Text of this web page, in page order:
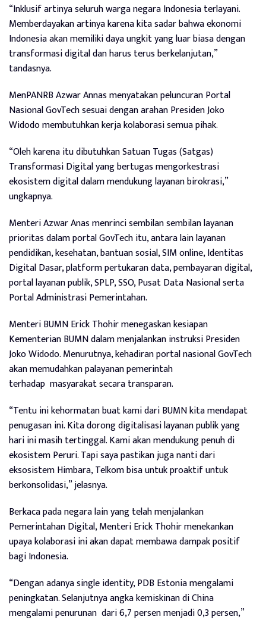
“Inklusif artinya seluruh warga negara Indonesia terlayani.
Memberdayakan artinya karena kita sadar bahwa ekonomi
Indonesia akan memiliki daya ungkit yang luar biasa dengan
transformasi digital dan harus terus berkelanjutan,”
tandasnya.
MenPANRB Azwar Annas menyatakan peluncuran Portal
Nasional GovTech sesuai dengan arahan Presiden Joko
Widodo membutuhkan kerja kolaborasi semua pihak.
“Oleh karena itu dibutuhkan Satuan Tugas (Satgas)
Transformasi Digital yang bertugas mengorkestrasi
ekosistem digital dalam mendukung layanan birokrasi,”
ungkapnya.
Menteri Azwar Anas menrinci sembilan sembilan layanan
prioritas dalam portal GovTech itu, antara lain layanan
pendidikan, kesehatan, bantuan sosial, SIM online, Identitas
Digital Dasar, platform pertukaran data, pembayaran digital,
portal layanan publik, SPLP, SSO, Pusat Data Nasional serta
Portal Administrasi Pemerintahan.
Menteri BUMN Erick Thohir menegaskan kesiapan
Kementerian BUMN dalam menjalankan instruksi Presiden
Joko Widodo. Menurutnya, kehadiran portal nasional GovTech
akan memudahkan palayanan pemerintah
terhadap masyarakat secara transparan.
“Tentu ini kehormatan buat kami dari BUMN kita mendapat
penugasan ini. Kita dorong digitalisasi layanan publik yang
hari ini masih tertinggal. Kami akan mendukung penuh di
ekosistem Peruri. Tapi saya pastikan juga nanti dari
eksosistem Himbara, Telkom bisa untuk proaktif untuk
berkonsolidasi,” jelasnya.
Berkaca pada negara lain yang telah menjalankan
Pemerintahan Digital, Menteri Erick Thohir menekankan
upaya kolaborasi ini akan dapat membawa dampak positif
bagi Indonesia.
“Dengan adanya single identity, PDB Estonia mengalami
peningkatan. Selanjutnya angka kemiskinan di China
mengalami penurunan dari 6,7 persen menjadi 0,3 persen,”